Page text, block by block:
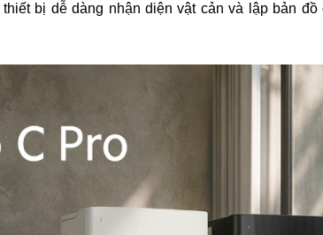
63dB
bị dễ dàng nhận diện vật cản và lập bản đồ